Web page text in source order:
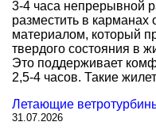
3-4 часа непрерывной
разместить в
материалом, который
твердого состояния в
Это поддерживает
2,5-4 часов. Такие
Летающие
31.07.2026